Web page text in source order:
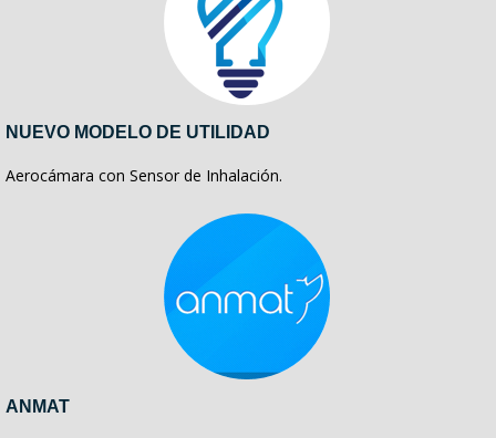
NUEVO MODELO DE UTILIDAD
Aerocámara con Sensor de Inhalación.
ANMAT